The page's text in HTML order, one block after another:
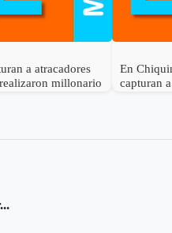
a atracadores
millonario
En
capturan